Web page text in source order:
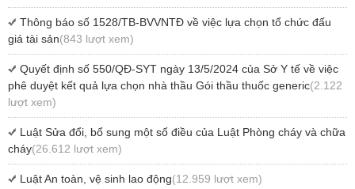
Thông báo số 1528/TB-BVVNTĐ về việc lựa chọn tổ chức đấu
giá tài sản(843 lượt xem)
Quyết định số 550/QĐ-SYT ngày 13/5/2024 của Sở Y tế về việc
phê duyệt kết quả lựa chọn nhà thầu Gói thầu thuốc generic(2.122
lượt xem)
Luật Sửa đổi, bổ sung một số điều của Luật Phòng cháy và chữa
cháy(26.612 lượt xem)
Luật An toàn, vệ sinh lao động(12.959 lượt xem)